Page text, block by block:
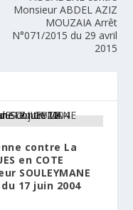
Monsieur ABDEL AZIZ
MOUZAIA Arrêt
N°071/2015 du 29 avril
2015
contre La
en COTE
SOULEYMANE
du 17 juin 2004